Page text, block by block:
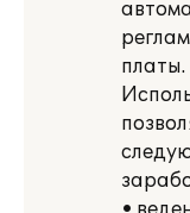
платы.